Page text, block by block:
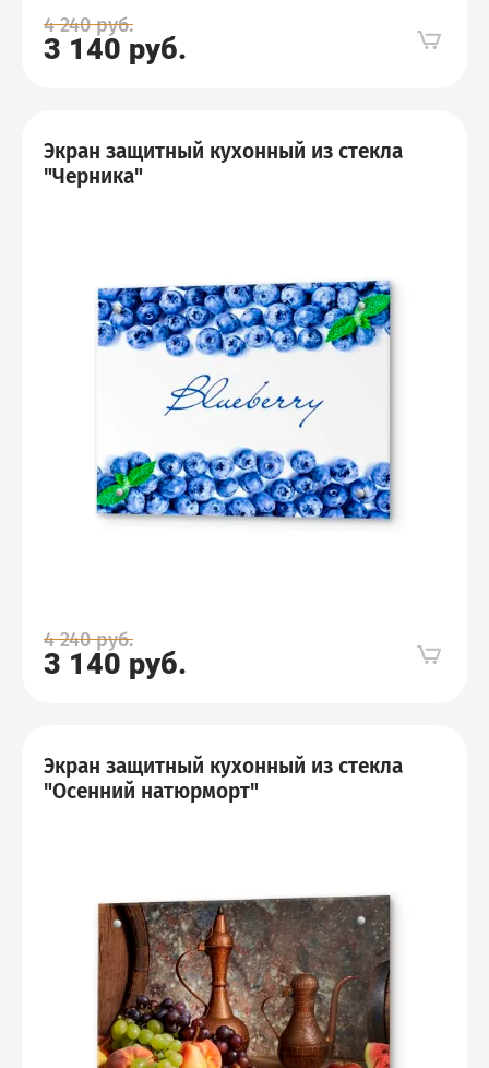
4 240руб.
3 140 руб.
Экран защитный кухонный из стекла
"Черника"
4 240руб.
3 140 руб.
Экран защитный кухонный из стекла
"Осенний натюрморт"